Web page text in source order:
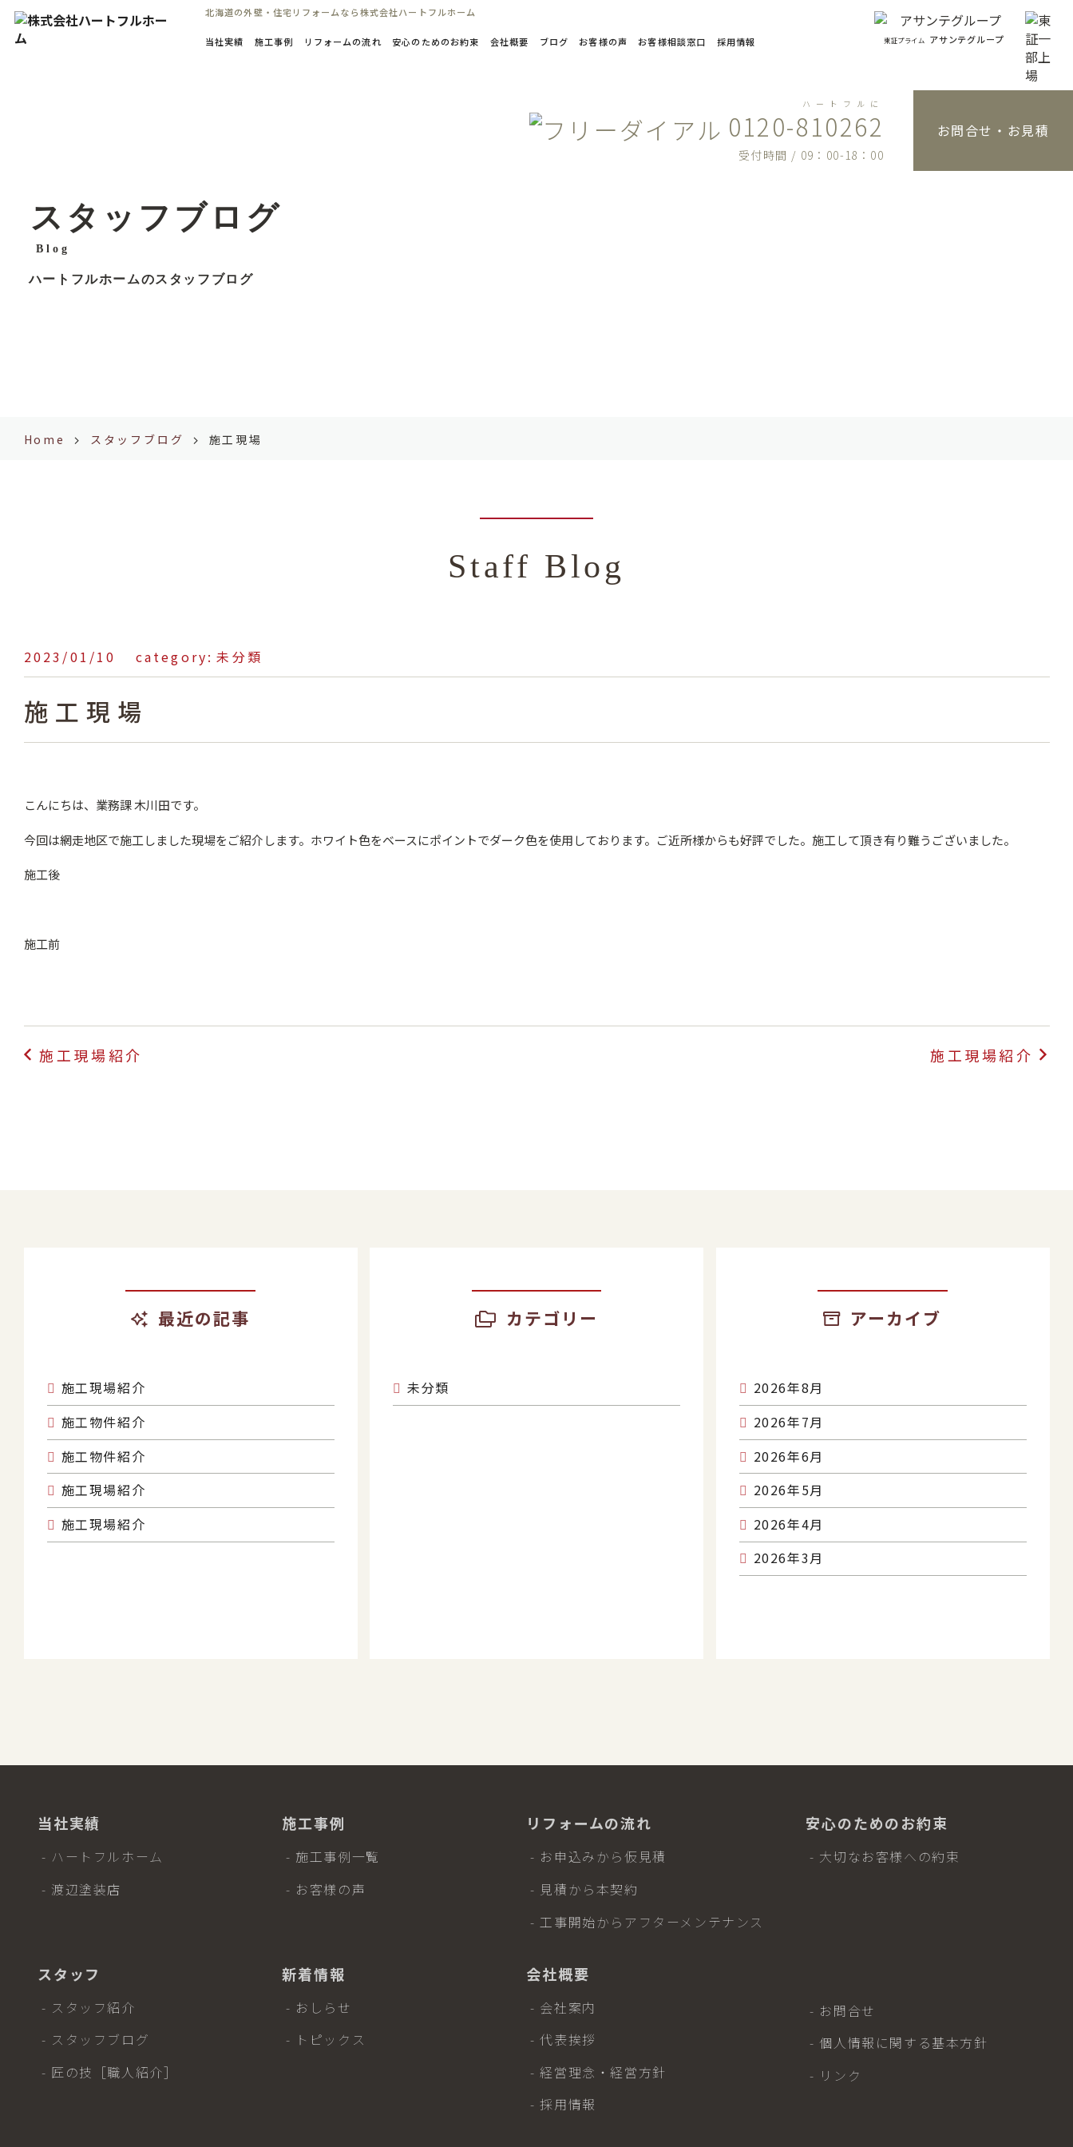
北海道の外壁・住宅リフォームなら株式会社ハートフルホーム
当社実績 施工事例 リフォームの流れ 安心のためのお約束 会社概要 ブログ お客様の声 お客様相談窓口 採用情報 東証プライム アサンテグループ
ハートフルに
0120-810262
受付時間 / 09：00-18：00
お問合せ・お見積
スタッフブログ
Blog
ハートフルホームのスタッフブログ
Home スタッフブログ 施工現場
Staff Blog
2023/01/10 heartful_admin
未分類
施工現場
こんにちは、業務課 木川田です。
今回は網走地区で施工しました現場をご紹介します。ホワイト色をベースにポイントでダーク色を使用しております。ご近所様からも好評でした。施工して頂き有り難うございました。
施工後
施工前
投 施工現場紹介 施工現場紹介
最近の記事
施工現場紹介
施工物件紹介
施工物件紹介
施工現場紹介
施工現場紹介
カテゴリー
未分類
アーカイブ
2026年8月
2026年7月
2026年6月
2026年5月
2026年4月
2026年3月
当社実績
- ハートフルホーム
- 渡辺塗装店
施工事例
- 施工事例一覧
- お客様の声
リフォームの流れ
- お申込みから仮見積
- 見積から本契約
- 工事開始からアフターメンテナンス
安心のためのお約束
- 大切なお客様への約束
スタッフ
- スタッフ紹介
- スタッフブログ
- 匠の技［職人紹介］
新着情報
- おしらせ
- トピックス
会社概要
- 会社案内
- 代表挨拶
- 経営理念・経営方針
- 採用情報
- お問合せ
- 個人情報に関する基本方針
- リンク